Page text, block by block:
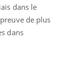
dans le
de plus
dans